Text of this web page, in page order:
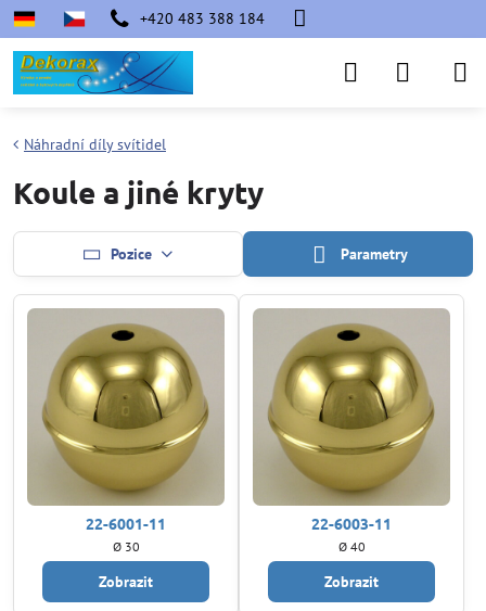
+420 483 388 184
Náhradní díly svítidel
Koule a jiné kryty
Pozice Parametry
22-6001-11
Ø 30
Zobrazit
22-6003-11
Ø 40
Zobrazit